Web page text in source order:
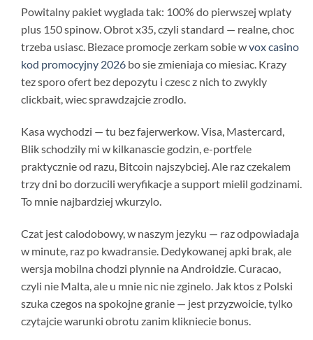
Powitalny pakiet wyglada tak: 100% do pierwszej wplaty
plus 150 spinow. Obrot x35, czyli standard — realne, choc
trzeba usiasc. Biezace promocje zerkam sobie wvox casino
kod promocyjny 2026 bo sie zmieniaja co miesiac. Krazy
tez sporo ofert bez depozytu i czesc z nich to zwykly
clickbait, wiec sprawdzajcie zrodlo.
Kasa wychodzi — tu bez fajerwerkow. Visa, Mastercard,
Blik schodzily mi w kilkanascie godzin, e-portfele
praktycznie od razu, Bitcoin najszybciej. Ale raz czekalem
trzy dni bo dorzucili weryfikacje a support mielil godzinami.
To mnie najbardziej wkurzylo.
Czat jest calodobowy, w naszym jezyku — raz odpowiadaja
w minute, raz po kwadransie. Dedykowanej apki brak, ale
wersja mobilna chodzi plynnie na Androidzie. Curacao,
czyli nie Malta, ale u mnie nic nie zginelo. Jak ktos z Polski
szuka czegos na spokojne granie — jest przyzwoicie, tylko
czytajcie warunki obrotu zanim klikniecie bonus.